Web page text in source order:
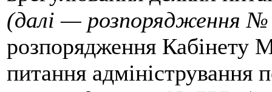
(далі — розпорядження
розпорядження Кабінету
питання адміністрування